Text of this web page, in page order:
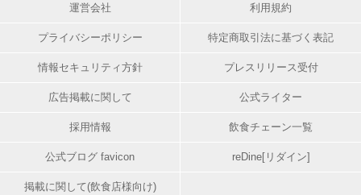
運営会社 利用規約
プライバシーポリシー 特定商取引法に基づく表記
情報セキュリティ方針 プレスリリース受付
広告掲載に関して 公式ライター
採用情報 飲食チェーン一覧
公式ブログ favicon reDine[リダイン]
掲載に関して(飲食店様向け)